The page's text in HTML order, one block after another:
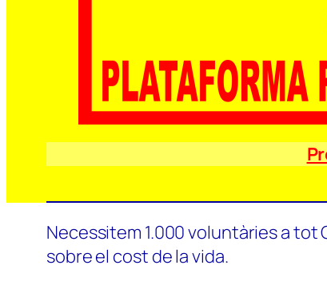
Necessitem 1.000 voluntàries a tot
sobre el cost de la vida.